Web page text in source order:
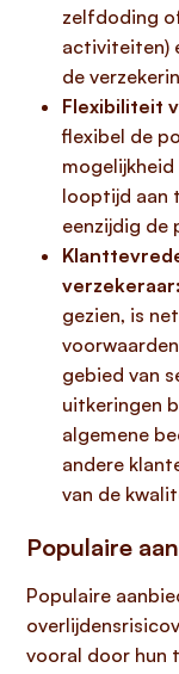
zelfdoding
activiteiten)
de
Flexibiliteit
flexibel de
looptijd aan
eenzijdig de
verzekeraar:
gezien, is
gebied van
uitkeringen
algemene
andere
van de
Populaire
Populaire
vooral door hun